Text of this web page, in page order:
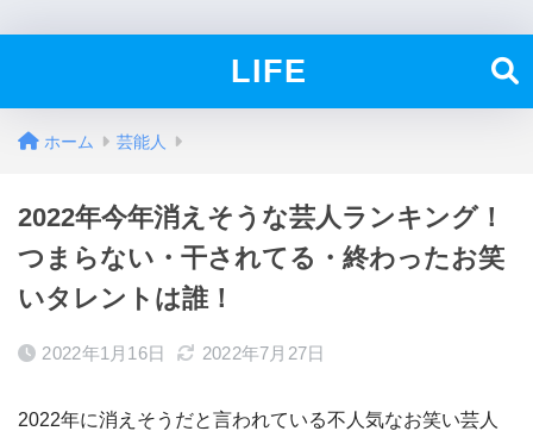
LIFE
ホーム 芸能人
2022年今年消えそうな芸人ランキング！
つまらない・干されてる・終わったお笑
いタレントは誰！
2022年1月16日 2022年7月27日
2022年に消えそうだと言われている不人気なお笑い芸人